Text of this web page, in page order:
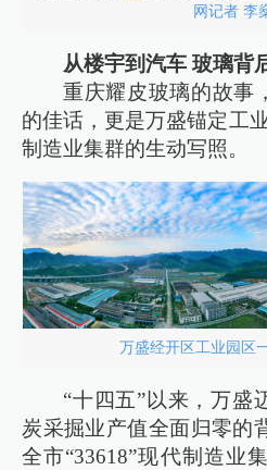
网记者 李
从楼宇到汽车 玻璃背
重庆耀皮玻璃的故事
的佳话，更是万盛锚定工
制造业集群的生动写照。
万盛经开区工业园区
“十四五”以来，万盛
炭采掘业产值全面归零的
全市“33618”现代制造业